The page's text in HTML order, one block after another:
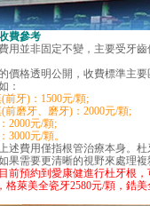
費參考
並非固定不變，主要受牙齒
格透明公開，收費標準主要
：
牙)：1500元/顆;
磨牙、磨牙)：2000元/顆;
元/顆;
元/顆。
費用僅指根管治療本身。杜
果需要更清晰的視野來處理
目前預約到愛康健進行杜牙根
格萊美全瓷牙2580元/顆，鋯